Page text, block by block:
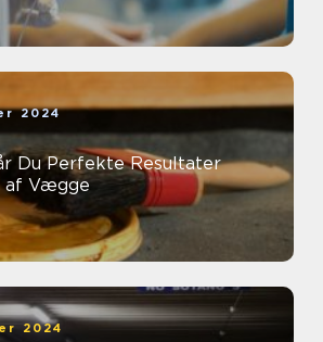
2024
Du Perfekte Resultater
af Vægge
2024